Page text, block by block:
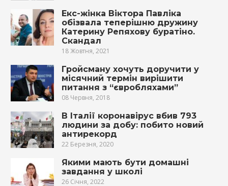
Екс-жінка Віктора Павліка
обізвала теперішню дружину
Катерину Репяхову буратіно.
Скандал
18 Жовтня, 2021
Гройсману хочуть доручити у
місячний термін вирішити
питання з “євробляхами”
08 Червня, 2018
В Італії коронавірус вбив 793
людини за добу: побито новий
антирекорд
22 Березня, 2020
Якими мають бути домашні
завдання у школі
26 Січня, 2022